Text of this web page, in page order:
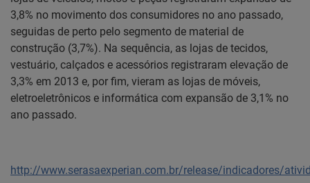
3,8% no movimento dos consumidores no ano passado,
seguidas de perto pelo segmento de material de
construção (3,7%). Na sequência, as lojas de tecidos,
vestuário, calçados e acessórios registraram elevação de
3,3% em 2013 e, por fim, vieram as lojas de móveis,
eletroeletrônicos e informática com expansão de 3,1% no
ano passado.
http://www.serasaexperian.com.br/release/indicadores/